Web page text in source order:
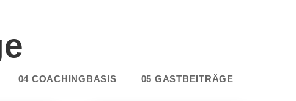
04 COACHINGBASIS 05 GASTBEITRÄGE